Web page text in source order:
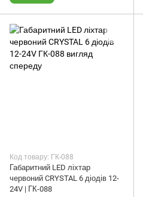
Код товару: ГК-088
Габаритний LED ліхтар
червоний CRYSTAL 6 діодів 12-
24V | ГК-088